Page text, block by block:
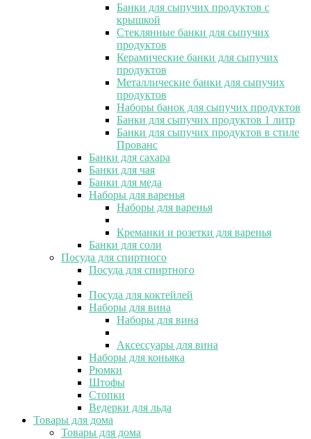
Банки для сыпучих продуктов с
крышкой
Стеклянные банки для сыпучих
продуктов
Керамические банки для сыпучих
продуктов
Металлические банки для сыпучих
продуктов
Наборы банок для сыпучих продуктов
Банки для сыпучих продуктов 1 литр
Банки для сыпучих продуктов в стиле
Прованс
Банки для сахара
Банки для чая
Банки для меда
Наборы для варенья
Наборы для варенья
Креманки и розетки для варенья
Банки для соли
Посуда для спиртного
Посуда для спиртного
Посуда для коктейлей
Наборы для вина
Наборы для вина
Аксессуары для вина
Наборы для коньяка
Рюмки
Штофы
Стопки
Ведерки для льда
Товары для дома
Товары для дома